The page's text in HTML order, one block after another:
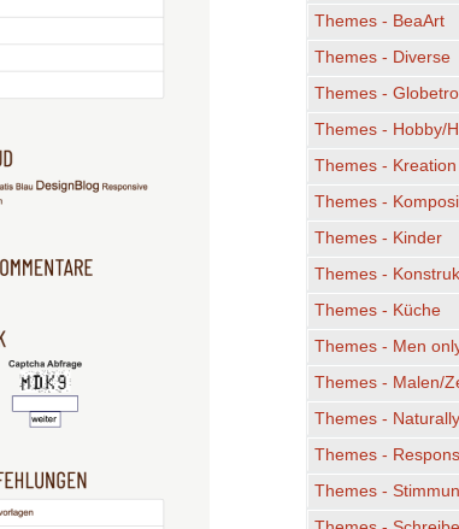
Themes - BeaArt
Themes - Diverse
Themes -
Themes - Hobby/
Themes - Kreation
Themes -
Themes - Kinder
Themes -
Themes - Küche
Themes - Men
Themes - Malen/
Themes - Naturally
Themes -
Themes -